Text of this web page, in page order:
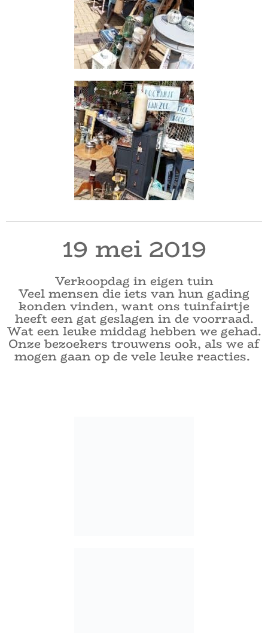
19 mei 2019
Verkoopdag in eigen tuin
Veel mensen die iets van hun gading
konden vinden, want ons tuinfairtje
heeft een gat geslagen in de voorraad.
Wat een leuke middag hebben we gehad.
Onze bezoekers trouwens ook, als we af
mogen gaan op de vele leuke reacties.